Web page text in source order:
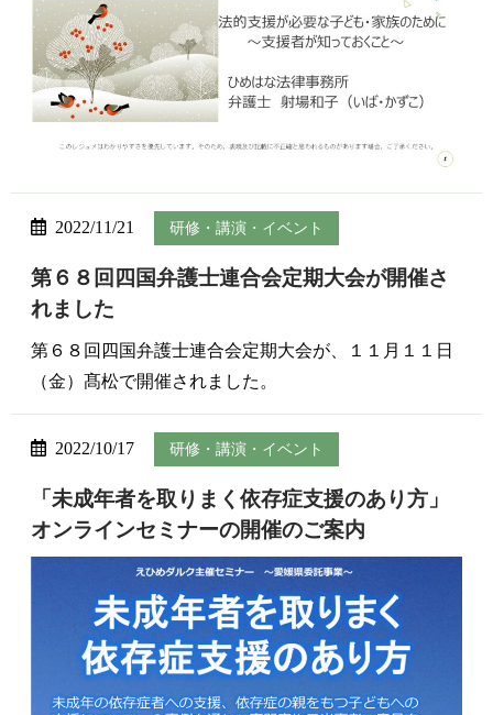
2022/11/21 研修・講演・イベント
第６８回四国弁護士連合会定期大会が開催さ
れました
第６８回四国弁護士連合会定期大会が、１１月１１日
（金）髙松で開催されました。
2022/10/17 研修・講演・イベント
「未成年者を取りまく依存症支援のあり方」
オンラインセミナーの開催のご案内